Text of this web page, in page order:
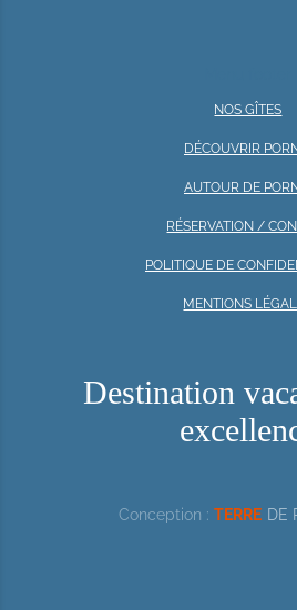
NOS GÎTES
DÉCOUVRIR
AUTOUR DE
RÉSERVATION /
POLITIQUE DE
MENTIONS
Destination
Conception : TERRE DE